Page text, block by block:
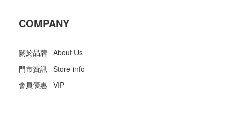
COMPANY
關於品牌 About Us
門市資訊 Store-info
會員優惠 VIP